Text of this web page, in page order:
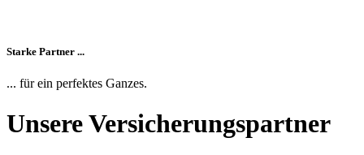
Starke Partner ...
... für ein perfektes Ganzes.
Unsere Versicherungspartner